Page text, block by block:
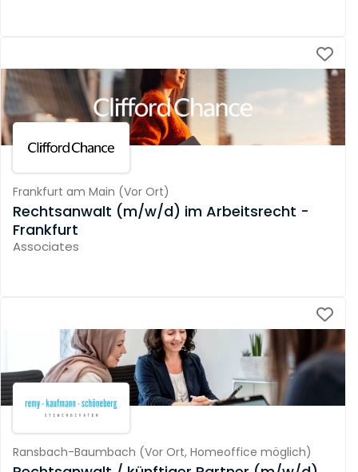
Frankfurt am Main (Vor Ort)
Rechtsanwalt (m/w/d) im Arbeitsrecht -
Frankfurt
Associates
Ransbach-Baumbach (Vor Ort, Homeoffice möglich)